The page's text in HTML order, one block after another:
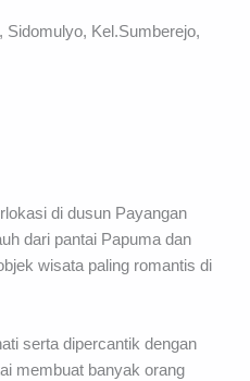
Sidomulyo, Kel.Sumberejo,
di dusun Payangan
dari pantai Papuma dan
wisata paling romantis di
serta dipercantik dengan
membuat banyak orang